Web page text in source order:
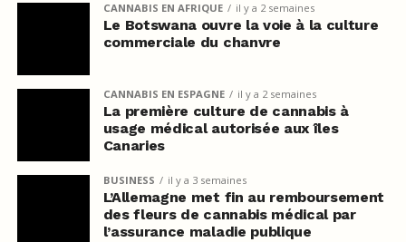
CANNABIS EN AFRIQUE il y a 2 semaines
Le Botswana ouvre la voie à la culture
commerciale du chanvre
CANNABIS EN ESPAGNE il y a 2 semaines
La première culture de cannabis à
usage médical autorisée aux îles
Canaries
BUSINESS il y a 3 semaines
L’Allemagne met fin au remboursement
des fleurs de cannabis médical par
l’assurance maladie publique